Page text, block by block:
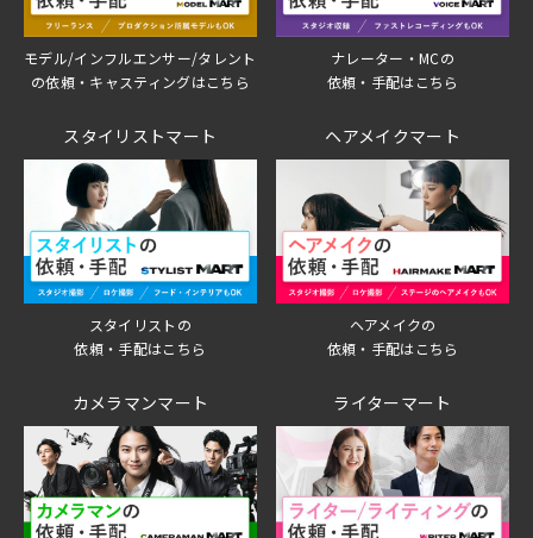
モデル/インフルエンサー/タレント
の依頼・キャスティングはこちら
ナレーター・MCの
依頼・手配はこちら
スタイリストマート
スタイリストの
依頼・手配はこちら
ヘアメイクマート
ヘアメイクの
依頼・手配はこちら
カメラマンマート ライターマート